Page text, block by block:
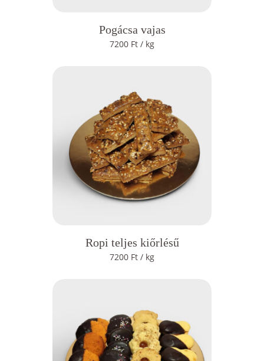
Pogácsa vajas
7200 Ft / kg
Ropi teljes kiőrlésű
7200 Ft / kg